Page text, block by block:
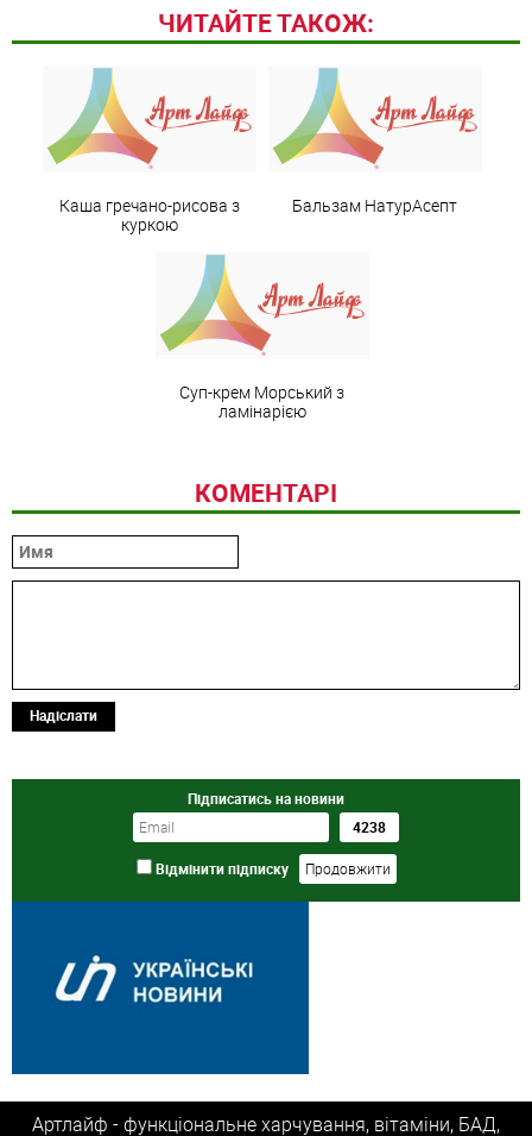
ЧИТАЙТЕ ТАКОЖ:
Каша гречано-рисова з
куркою
Бальзам НатурАсепт
Суп-крем Морський з
ламінарією
КОМЕНТАРІ
Надіслати
Підписатись на новини
Відмінити підписку
Артлайф - функціональне харчування, вітаміни, БАД,